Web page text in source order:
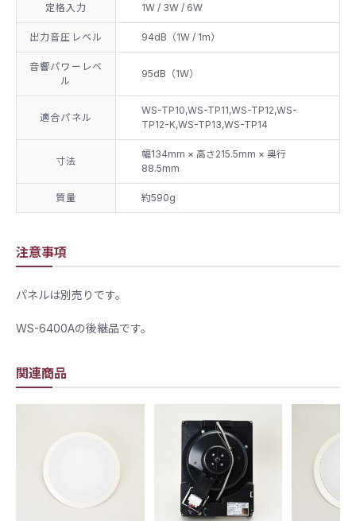
関連商品
定格入力 1W / 3W / 6W
出力音圧レベル 94dB（1W / 1m）
音響パワーレベ
ル
95dB（1W）
適合パネル
WS-TP10,WS-TP11,WS-TP12,WS-
TP12-K,WS-TP13,WS-TP14
寸法
幅134mm × 高さ215.5mm × 奥行
88.5mm
質量 約590g
注意事項
パネルは別売りです。
WS-6400Aの後継品です。